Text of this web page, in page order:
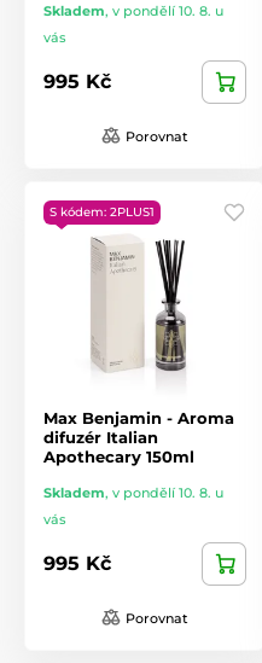
Skladem, v pondělí 10. 8. u
vás
995 Kč
Porovnat
S kódem: 2PLUS1
Max Benjamin - Aroma
difuzér Italian
Apothecary 150ml
Skladem, v pondělí 10. 8. u
vás
995 Kč
Porovnat